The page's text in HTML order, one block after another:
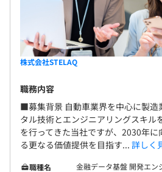
株式会社STELAQ
職務内容
■募集背景 自動車業界を中心に製造
タル技術とエンジニアリングスキル
を行ってきた当社ですが、2030年
る更なる価値提供を目指す... 詳しく
職種名
金融データ基盤 開発エン